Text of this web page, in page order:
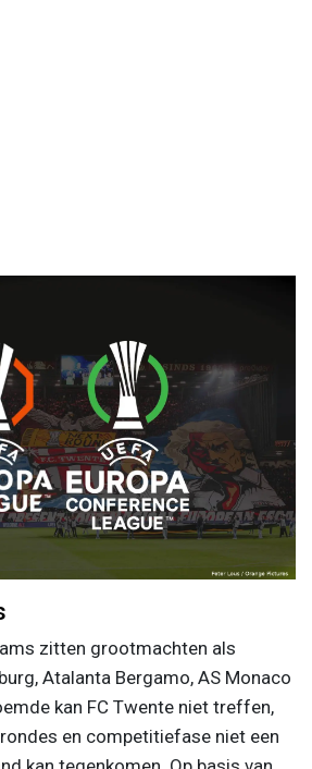
zitten grootmachten als
Atalanta Bergamo, AS Monaco
kan FC Twente niet treffen,
en competitiefase niet een